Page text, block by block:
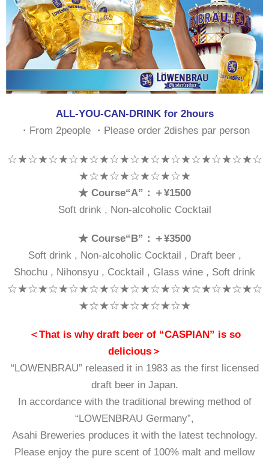
ALL-YOU-CAN-DRINK for 2hours
・From 2people ・Please order 2dishes par person
☆★☆★☆★☆★☆★☆★☆★☆★☆★☆★☆★☆★☆
★☆★☆★☆★☆★☆★
★ Course“A”：＋¥1500
Soft drink , Non-alcoholic Cocktail
★ Course“B”：＋¥3500
Soft drink , Non-alcoholic Cocktail , Draft beer ,
Shochu , Nihonsyu , Cocktail , Glass wine , Soft drink
☆★☆★☆★☆★☆★☆★☆★☆★☆★☆★☆★☆★☆
★☆★☆★☆★☆★☆★
＜That is why draft beer of “CASPIAN” is so
delicious＞
“LOWENBRAU” released it in 1983 as the first licensed
draft beer in Japan.
In accordance with the traditional brewing method of
“LOWENBRAU Germany”,
Asahi Breweries produces it with the latest technology.
Please enjoy the pure scent of 100% malt and mellow